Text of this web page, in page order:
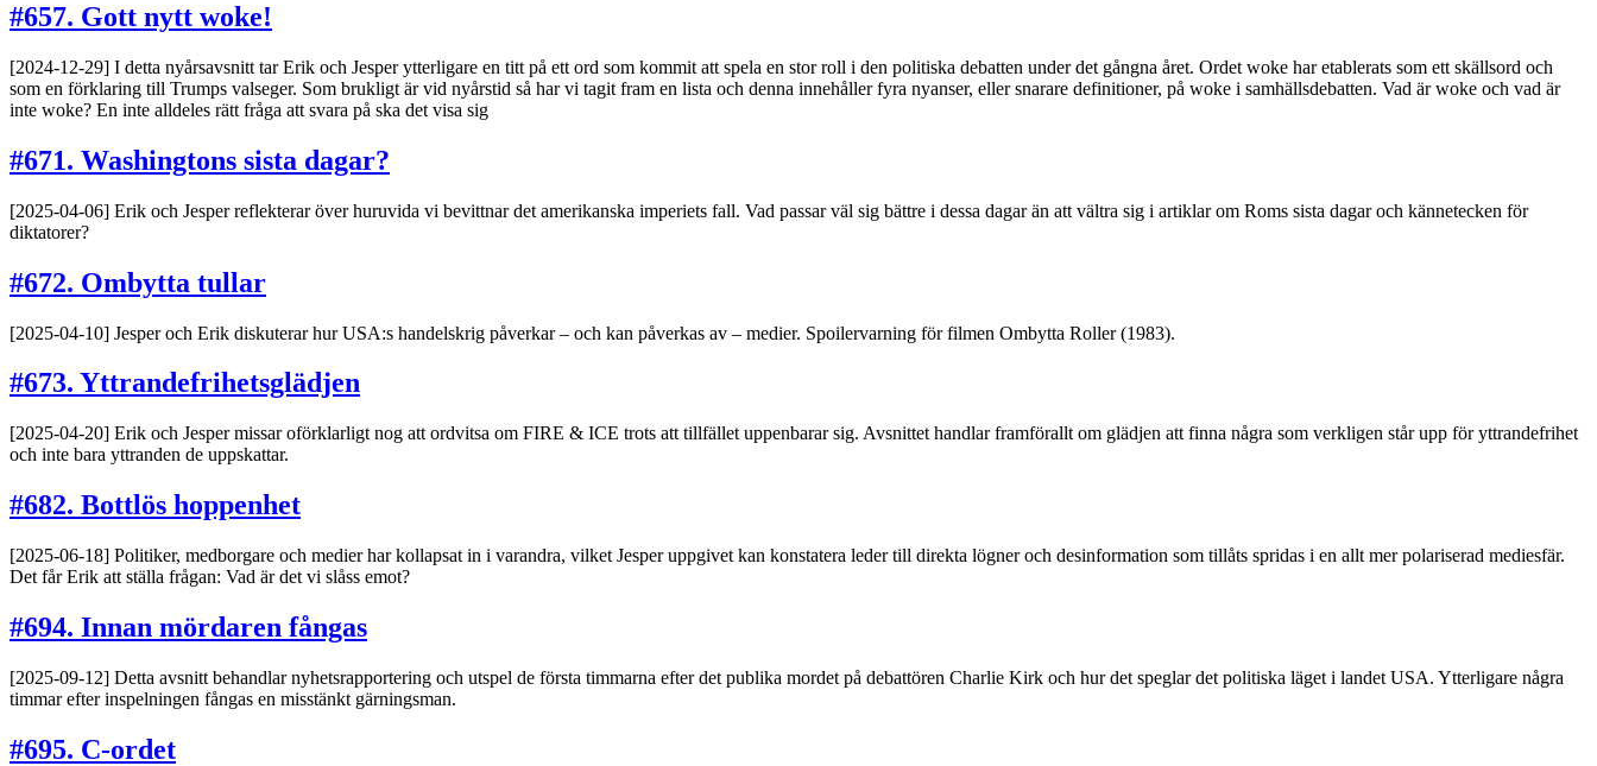
#657. Gott nytt woke!
[2024-12-29] I detta nyårsavsnitt tar Erik och Jesper ytterligare en titt på ett ord som kommit att spela en stor roll i den politiska debatten under det gångna året. Ordet woke har etablerats som ett skällsord och
som en förklaring till Trumps valseger. Som brukligt är vid nyårstid så har vi tagit fram en lista och denna innehåller fyra nyanser, eller snarare definitioner, på woke i samhällsdebatten. Vad är woke och vad är
inte woke? En inte alldeles rätt fråga att svara på ska det visa sig
#671. Washingtons sista dagar?
[2025-04-06] Erik och Jesper reflekterar över huruvida vi bevittnar det amerikanska imperiets fall. Vad passar väl sig bättre i dessa dagar än att vältra sig i artiklar om Roms sista dagar och kännetecken för
diktatorer?
#672. Ombytta tullar
[2025-04-10] Jesper och Erik diskuterar hur USA:s handelskrig påverkar – och kan påverkas av – medier. Spoilervarning för filmen Ombytta Roller (1983).
#673. Yttrandefrihetsglädjen
[2025-04-20] Erik och Jesper missar oförklarligt nog att ordvitsa om FIRE & ICE trots att tillfället uppenbarar sig. Avsnittet handlar framförallt om glädjen att finna några som verkligen står upp för yttrandefrihet
och inte bara yttranden de uppskattar.
#682. Bottlös hoppenhet
[2025-06-18] Politiker, medborgare och medier har kollapsat in i varandra, vilket Jesper uppgivet kan konstatera leder till direkta lögner och desinformation som tillåts spridas i en allt mer polariserad mediesfär.
Det får Erik att ställa frågan: Vad är det vi slåss emot?
#694. Innan mördaren fångas
[2025-09-12] Detta avsnitt behandlar nyhetsrapportering och utspel de första timmarna efter det publika mordet på debattören Charlie Kirk och hur det speglar det politiska läget i landet USA. Ytterligare några
timmar efter inspelningen fångas en misstänkt gärningsman.
#695. C-ordet